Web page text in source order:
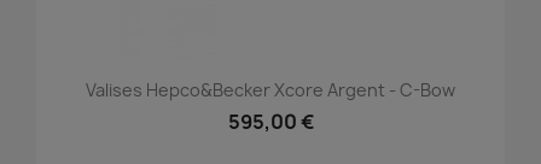
Valises Hepco&Becker Xcore Argent - C-Bow
595,00 €